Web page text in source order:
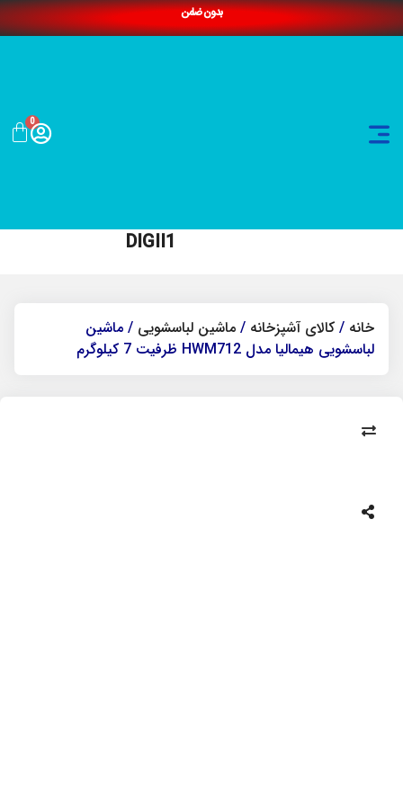
بدون ضامن
0
DIGII1
خانه / کالای آشپزخانه / ماشین لباسشویی / ماشین
لباسشویی هیمالیا مدل HWM712 ظرفیت 7 کیلوگرم